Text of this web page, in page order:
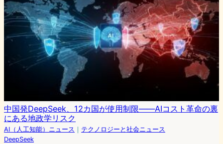
中国発DeepSeek、12カ国が使用制限――AIコスト革命の裏
にある地政学リスク
AI（人工知能）ニュース ｜ テクノロジーと社会ニュース
DeepSeek